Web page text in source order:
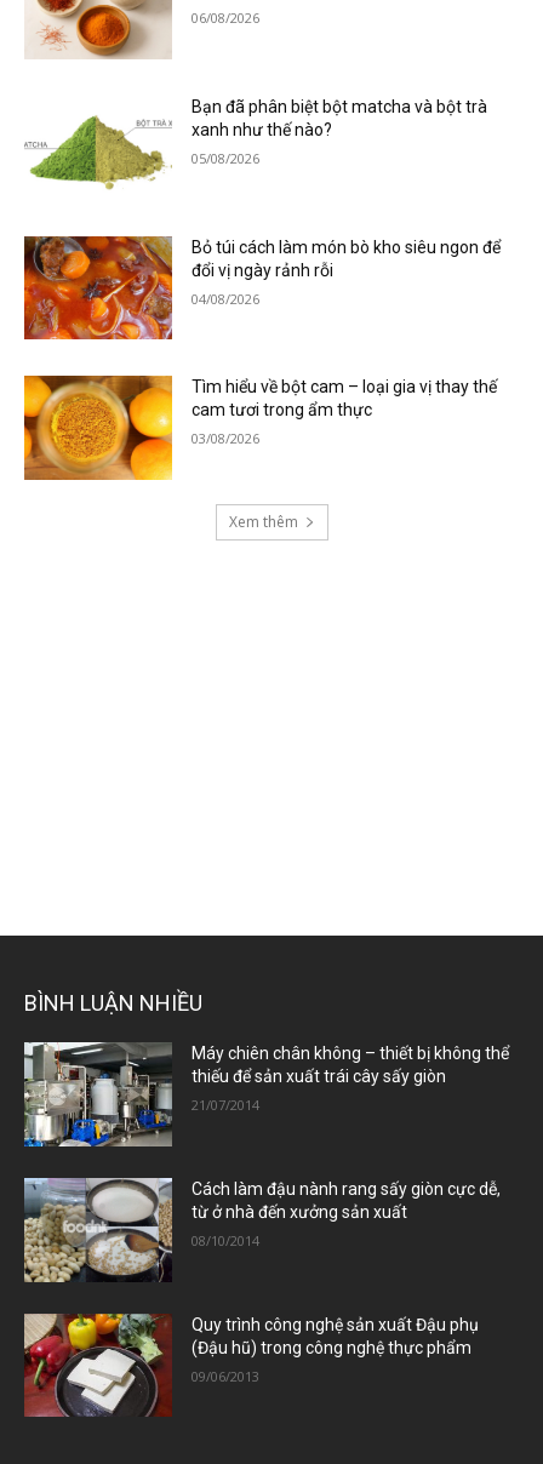
06/08/2026
Bạn đã phân biệt bột matcha và bột trà
xanh như thế nào?
05/08/2026
Bỏ túi cách làm món bò kho siêu ngon để
đổi vị ngày rảnh rỗi
04/08/2026
Tìm hiểu về bột cam – loại gia vị thay thế
cam tươi trong ẩm thực
03/08/2026
Xem thêm
BÌNH LUẬN NHIỀU
Máy chiên chân không – thiết bị không thể
thiếu để sản xuất trái cây sấy giòn
21/07/2014
Cách làm đậu nành rang sấy giòn cực dễ,
từ ở nhà đến xưởng sản xuất
08/10/2014
Quy trình công nghệ sản xuất Đậu phụ
(Đậu hũ) trong công nghệ thực phẩm
09/06/2013